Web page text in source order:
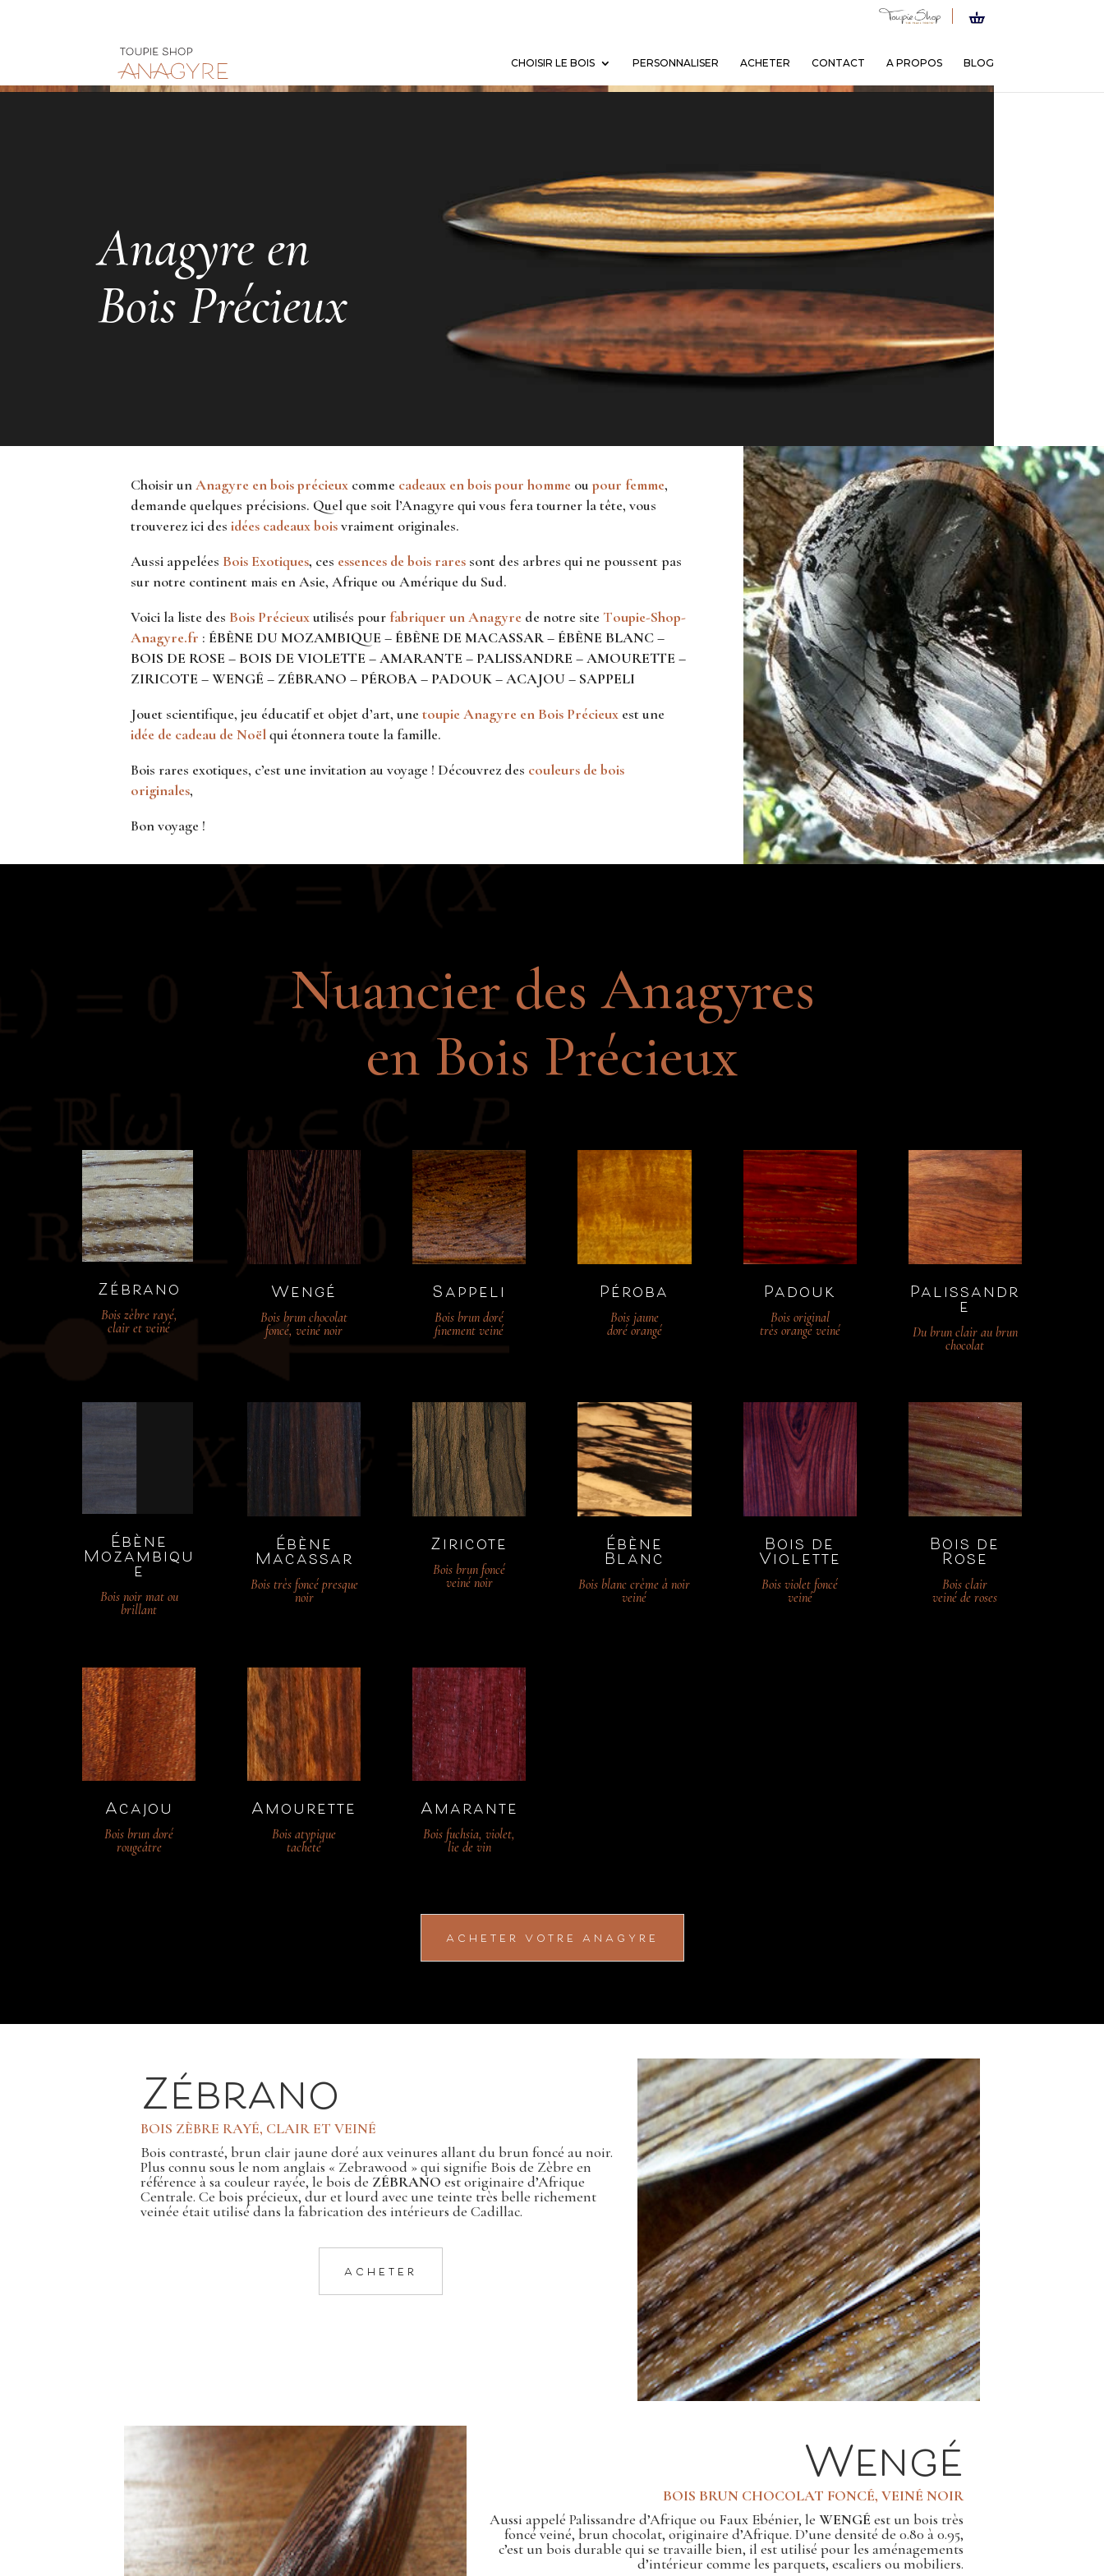
CHOISIR LE BOIS PERSONNALISER ACHETER CONTACT A PROPOS BLOG
Anagyre en
Bois Précieux
Choisir unAnagyre en bois précieux comme cadeaux en bois pour homme oupour femme,
demande quelques précisions. Quel que soit l’Anagyre qui vous fera tourner la tête, vous
trouverez ici des idées cadeaux boisvraiment originales.
Aussi appelées Bois Exotiques, ces essences de bois rares sont des arbres qui ne poussent pas
sur notre continent mais en Asie, Afrique ou Amérique du Sud.
Voici la liste des Bois Précieuxutilisés pour fabriquer un Anagyre de notre site Toupie-Shop-
Anagyre.fr : ÉBÈNE DU MOZAMBIQUE – ÉBÈNE DE MACASSAR – ÉBÈNE BLANC –
BOIS DE ROSE – BOIS DE VIOLETTE – AMARANTE – PALISSANDRE – AMOURETTE –
ZIRICOTE – WENGÉ – ZÉBRANO – PÉROBA – PADOUK – ACAJOU – SAPPELI
Jouet scientifique, jeu éducatif et objet d’art, une toupie Anagyre en Bois Précieux est une
idée de cadeau de Noëlqui étonnera toute la famille.
Bois rares exotiques, c’est une invitation au voyage ! Découvrez des couleurs de bois
originales,
Bon voyage !
Nuancier des Anagyres
en Bois Précieux
Zébrano
Bois zèbre rayé,
clair et veiné
Wengé
Bois brun chocolat
foncé, veiné noir
Sappeli
Bois brun doré
finement veiné
Péroba
Bois jaune
doré orangé
Padouk
Bois original
très orangé veiné
Palissandr
e
Du brun clair au brun
chocolat
Ébène
Mozambiqu
e
Bois noir mat ou
brillant
Ébène
Macassar
Bois très foncé presque
noir
Ziricote
Bois brun foncé
veiné noir
Ébène
Blanc
Bois blanc crème à noir
veiné
Bois de
Violette
Bois violet foncé
veiné
Bois de
Rose
Bois clair
veiné de roses
Acajou
Bois brun doré
rougeâtre
Amourette
Bois atypique
tacheté
Amarante
Bois fuchsia, violet,
lie de vin
ACHETER VOTRE ANAGYRE
Zébrano
BOIS ZÈBRE RAYÉ, CLAIR ET VEINÉ
Bois contrasté, brun clair jaune doré aux veinures allant du brun foncé au noir.
Plus connu sous le nom anglais « Zebrawood » qui signifie Bois de Zèbre en
référence à sa couleur rayée, le bois de ZÉBRANO est originaire d’Afrique
Centrale. Ce bois précieux, dur et lourd avec une teinte très belle richement
veinée était utilisé dans la fabrication des intérieurs de Cadillac.
ACHETER
Wengé
BOIS BRUN CHOCOLAT FONCÉ, VEINÉ NOIR
Aussi appelé Palissandre d’Afrique ou Faux Ebénier, leWENGÉ est un bois très
foncé veiné, brun chocolat, originaire d’Afrique. D’une densité de 0.80 à 0.95,
c’est un bois durable qui se travaille bien, il est utilisé pour les aménagements
d’intérieur comme les parquets, escaliers ou mobiliers.